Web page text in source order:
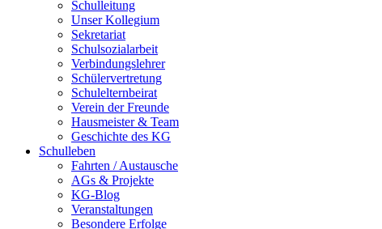
Schulleitung
Unser Kollegium
Sekretariat
Schulsozialarbeit
Verbindungslehrer
Schülervertretung
Schulelternbeirat
Verein der Freunde
Hausmeister & Team
Geschichte des KG
Schulleben
Fahrten / Austausche
AGs & Projekte
KG-Blog
Veranstaltungen
Besondere Erfolge